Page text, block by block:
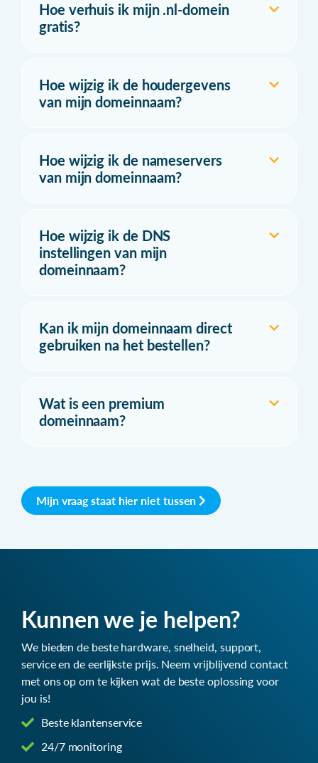
Hoe verhuis ik mijn .nl-domein
gratis?
Hoe wijzig ik de houdergevens
van mijn domeinnaam?
Hoe wijzig ik de nameservers
van mijn domeinnaam?
Hoe wijzig ik de DNS
instellingen van mijn
domeinnaam?
Kan ik mijn domeinnaam direct
gebruiken na het bestellen?
Wat is een premium
domeinnaam?
Mijn vraag staat hier niet tussen
Kunnen we je helpen?
We bieden de beste hardware, snelheid, support,
service en de eerlijkste prijs. Neem vrijblijvend contact
met ons op om te kijken wat de beste oplossing voor
jou is!
Beste klantenservice
24/7 monitoring